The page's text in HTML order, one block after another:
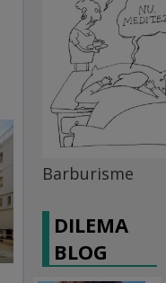
Barburisme
DILEMA
BLOG